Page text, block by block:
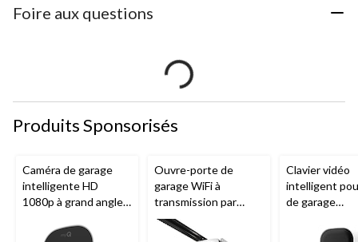
Foire aux questions
Produits Sponsorisés
Caméra de garage
intelligente HD
1080p à grand angle
nocturne, résistante
Ouvre-porte de
garage WiFi à
transmission par
chaîne de 1/2 HP
Chamberlain
Clavier vidéo
intelligent
de garage
nocturne,